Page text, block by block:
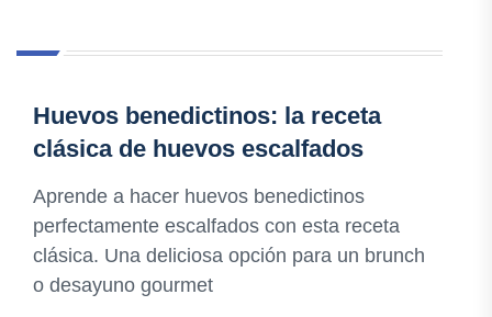
Huevos benedictinos: la receta
clásica de huevos escalfados
Aprende a hacer huevos benedictinos
perfectamente escalfados con esta receta
clásica. Una deliciosa opción para un brunch
o desayuno gourmet